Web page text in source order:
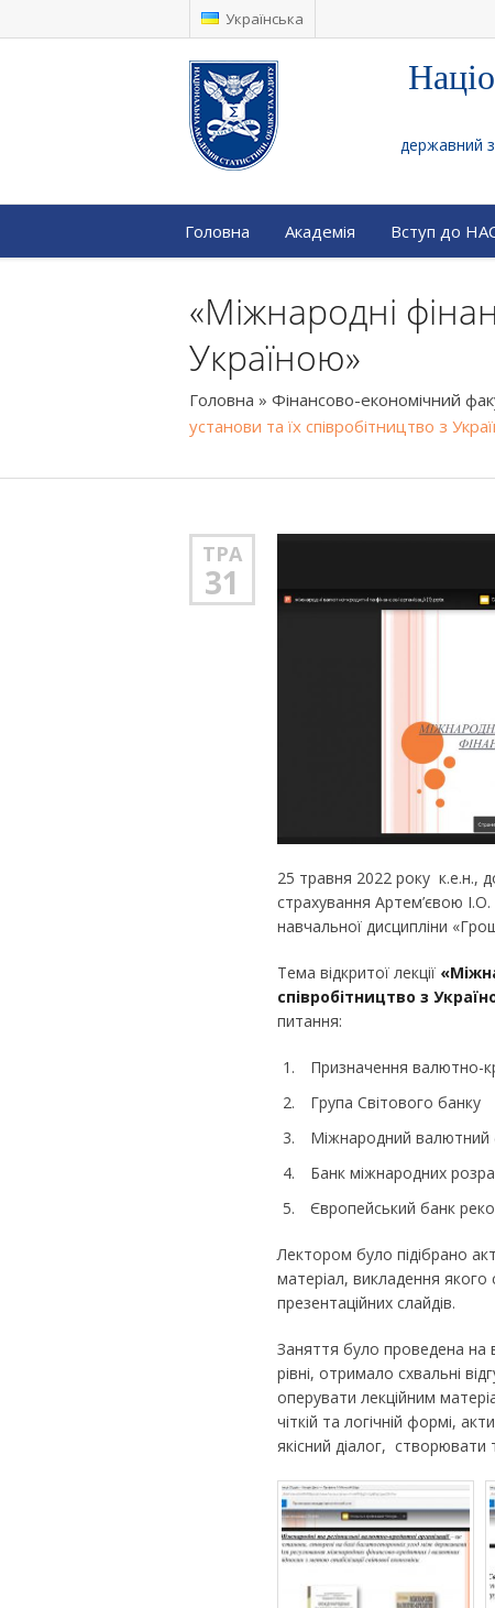
Українська
державний
Головна Академія Вступ до
«Міжнародні
Україною»
Головна » Фінансово-економічний
установи та їх співробітництво з
ТРА
31
25 травня 2022 року к.е.н.,
страхування Артем’євою
навчальної дисципліни
Тема відкритої лекції
співробітництво з
питання:
Призначення валютно-
Група Світового банку
Міжнародний
Банк міжнародних
Європейський банк
Лектором було підібрано
матеріал, викладення
презентаційних слайдів.
Заняття було проведена
рівні, отримало схвальні
оперувати лекційним
чіткій та логічній формі,
якісний діалог,